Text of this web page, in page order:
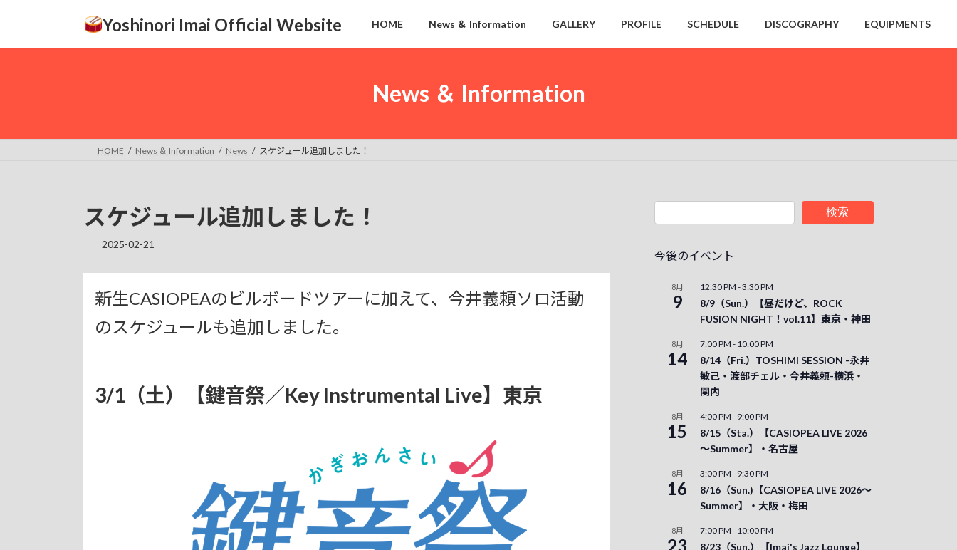
Yoshinori Imai Official Website HOME News ＆ Information GALLERY PROFILE SCHEDULE DISCOGRAPHY EQUIPMENTS
News ＆ Information
HOME News ＆ Information News スケジュール追加しました！
スケジュール追加しました！
2025-02-21
新生CASIOPEAのビルボードツアーに加えて、今井義頼ソロ活動
のスケジュールも追加しました。
3/1（土）【鍵音祭／Key Instrumental Live】東京
検索
今後のイベント
8月
9
12:30 PM -3:30 PM
8/9（Sun.）【昼だけど、ROCK
FUSION NIGHT！vol.11】東京・神田
8月
14
7:00 PM - 10:00 PM
8/14（Fri.）TOSHIMI SESSION -永井
敏己・渡部チェル・今井義頼-横浜・
関内
8月
15
4:00 PM - 9:00 PM
8/15（Sta.）【CASIOPEA LIVE 2026
～Summer】・名古屋
8月
16
3:00 PM - 9:30 PM
8/16（Sun.)【CASIOPEA LIVE 2026～
Summer】・大阪・梅田
8月
23
7:00 PM - 10:00 PM
8/23（Sun.）【Imai's Jazz Lounge】